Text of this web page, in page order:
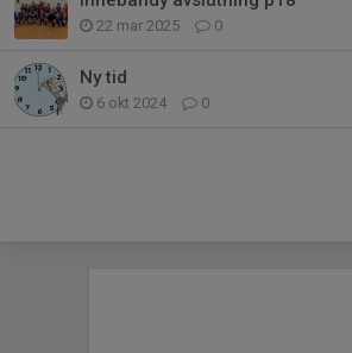
22 mar 2025 0
Ny tid
6 okt 2024 0